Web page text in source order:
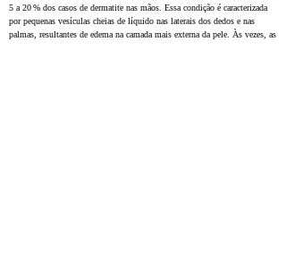
5 a 20 % dos casos de dermatite nas mãos. Essa condição é caracterizada
por pequenas vesículas cheias de líquido nas laterais dos dedos e nas
palmas, resultantes de edema na camada mais externa da pele. Às vezes, as